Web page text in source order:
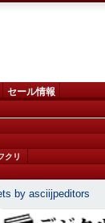
セール情報
クリ
by asciijpeditors